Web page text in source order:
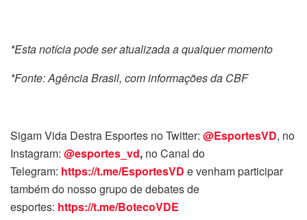
*Esta notícia pode ser atualizada a qualquer momento
*Fonte: Agência Brasil, com informações da CBF
Sigam Vida Destra Esportes no Twitter: @EsportesVD, no
Instagram: @esportes_vd, no Canal do
Telegram: https://t.me/EsportesVD e venham participar
também do nosso grupo de debates de
esportes: https://t.me/BotecoVDE